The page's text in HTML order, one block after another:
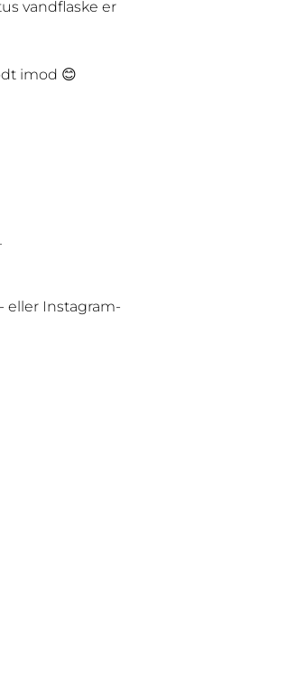
vandflaske er
imod 😊
eller Instagram-